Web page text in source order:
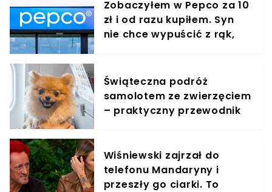
Zobaczyłem w Pepco za 10
zł i od razu kupiłem. Syn
nie chce wypuścić z rąk,
Świąteczna podróż
samolotem ze zwierzęciem
– praktyczny przewodnik
Wiśniewski zajrzał do
telefonu Mandaryny i
przeszły go ciarki. To